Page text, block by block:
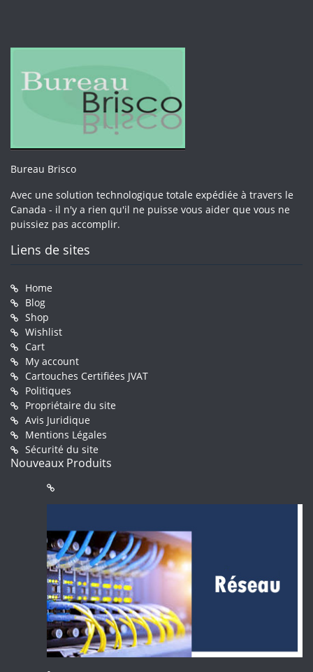
Bureau Brisco
Avec une solution technologique totale expédiée à travers le
Canada - il n'y a rien qu'il ne puisse vous aider que vous ne
puissiez pas accomplir.
Liens de sites
Home
Blog
Shop
Wishlist
Cart
My account
Cartouches Certifiées JVAT
Politiques
Propriétaire du site
Avis Juridique
Mentions Légales
Sécurité du site
Nouveaux Produits